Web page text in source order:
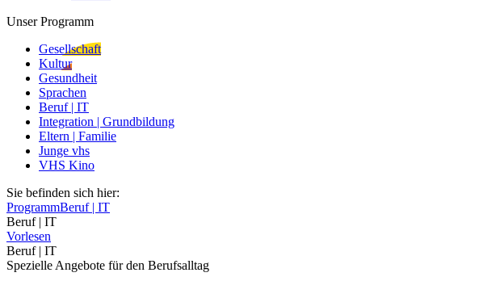
Unser Programm
Gesellschaft
Kultur
Gesundheit
Sprachen
Beruf | IT
Integration | Grundbildung
Eltern | Familie
Junge vhs
VHS Kino
Sie befinden sich hier:
ProgrammBeruf | IT
Beruf | IT
Vorlesen
Beruf | IT
Spezielle Angebote für den Berufsalltag